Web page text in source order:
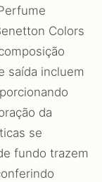
Colors
saída incluem
da
se
fundo trazem